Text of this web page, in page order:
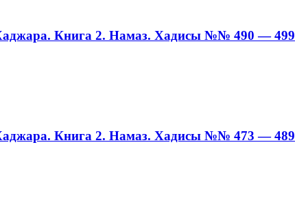
Книга 2. Намаз. Хадисы №№ 490 — 499
Книга 2. Намаз. Хадисы №№ 473 — 489